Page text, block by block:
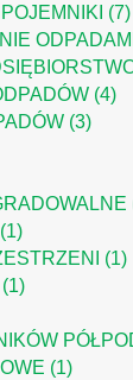
(7)
(4)
(3)
(1)
(1)
(1)
(1)